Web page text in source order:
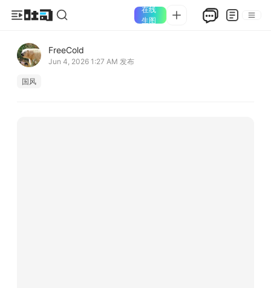
在线
生图
FreeCold
Jun 4, 2026 1:27 AM 发布
国风